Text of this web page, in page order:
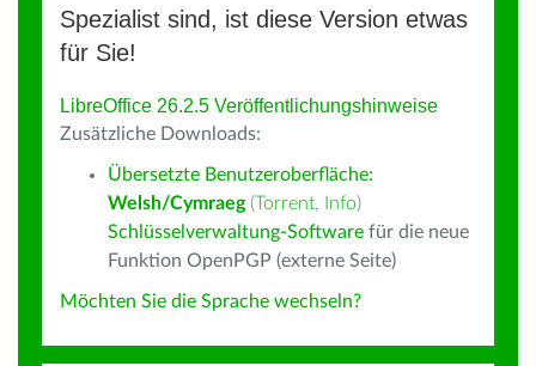
Spezialist sind, ist diese Version etwas
für Sie!
LibreOffice 26.2.5 Veröffentlichungshinweise
Zusätzliche Downloads:
Übersetzte Benutzeroberfläche:
Welsh/Cymraeg (Torrent, Info)
Schlüsselverwaltung-Software für die neue
Funktion OpenPGP (externe Seite)
Möchten Sie die Sprache wechseln?